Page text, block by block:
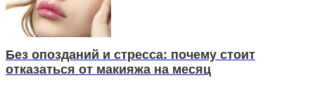
Без опозданий и стресса: почему стоит
отказаться от макияжа на месяц